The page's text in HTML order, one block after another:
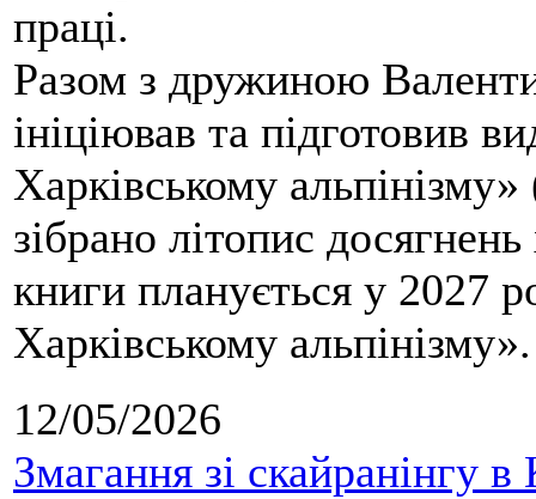
праці.
Разом з дружиною
ініціював та підготовив
Харківському
зібрано літопис
книги планується у 2027
Харківському альпінізму».
12/05/2026
Змагання зі скайранінгу в